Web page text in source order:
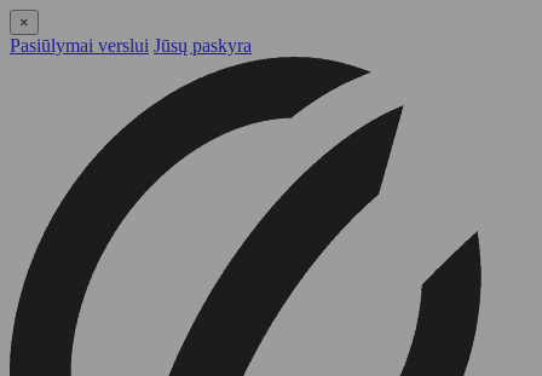
×
Pasiūlymai verslui Jūsų paskyra